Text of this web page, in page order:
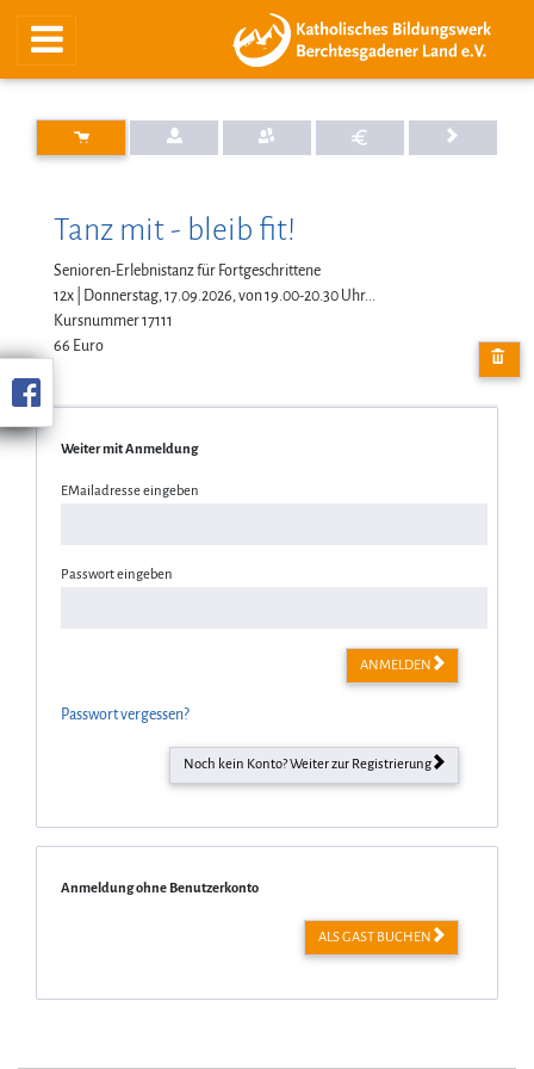
Tanz mit - bleib fit!
Senioren-Erlebnistanz für Fortgeschrittene
12x | Donnerstag, 17.09.2026, von 19.00-20.30 Uhr...
Kursnummer 17111
66 Euro
Weiter mit Anmeldung
EMailadresse eingeben
Passwort eingeben
ANMELDEN
Passwort vergessen?
Noch kein Konto? Weiter zur Registrierung
Anmeldung ohne Benutzerkonto
ALS GAST BUCHEN